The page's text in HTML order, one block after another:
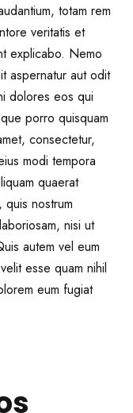
totam rem
veritatis et
explicabo. Nemo
aspernatur aut odit
dolores eos qui
porro quisquam
consectetur,
modi tempora
quaerat
quis nostrum
nisi ut
autem vel eum
esse quam nihil
eum fugiat